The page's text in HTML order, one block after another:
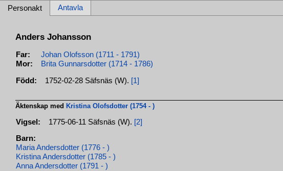
Personakt Antavla
Anders Johansson
Far:
Johan Olofsson (1711 - 1791)
Mor:
Brita Gunnarsdotter (1714 - 1786)
Född: 1752-02-28 Säfsnäs (W). [1]
Äktenskap med Kristina Olofsdotter (1754 - )
Vigsel: 1775-06-11 Säfsnäs (W). [2]
Barn:
Maria Andersdotter (1776 - )
Kristina Andersdotter (1785 - )
Anna Andersdotter (1791 - )